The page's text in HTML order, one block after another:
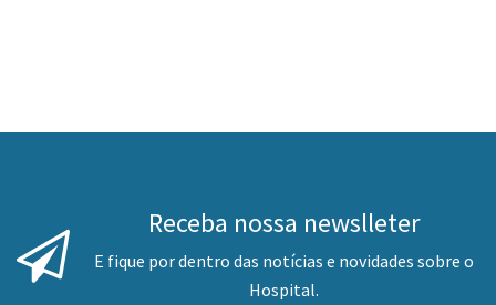
Receba nossa newslleter
E fique por dentro das notícias e novidades sobre o
Hospital.